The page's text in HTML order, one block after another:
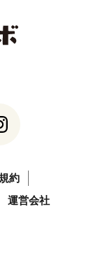
約
運営会社